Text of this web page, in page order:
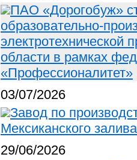
ПАО «Дорогобуж»
образовательно-
области в рамках
«Профессионалитет»
03/07/2026
Завод по
Мексиканского
29/06/2026